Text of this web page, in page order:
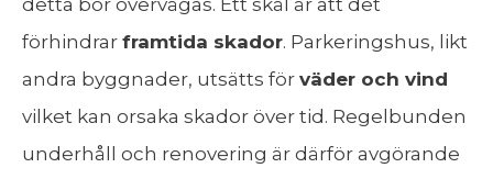
detta bör övervägas. Ett skäl är att det
förhindrar framtida skador. Parkeringshus, likt
andra byggnader, utsätts för väder och vind
vilket kan orsaka skador över tid. Regelbunden
underhåll och renovering är därför avgörande